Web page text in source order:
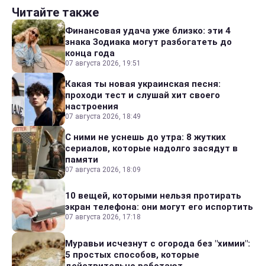
Читайте также
Финансовая удача уже близко: эти 4
знака Зодиака могут разбогатеть до
конца года
07 августа 2026, 19:51
Какая ты новая украинская песня:
проходи тест и слушай хит своего
настроения
07 августа 2026, 18:49
С ними не уснешь до утра: 8 жутких
сериалов, которые надолго засядут в
памяти
07 августа 2026, 18:09
10 вещей, которыми нельзя протирать
экран телефона: они могут его испортить
07 августа 2026, 17:18
Муравьи исчезнут с огорода без "химии":
5 простых способов, которые